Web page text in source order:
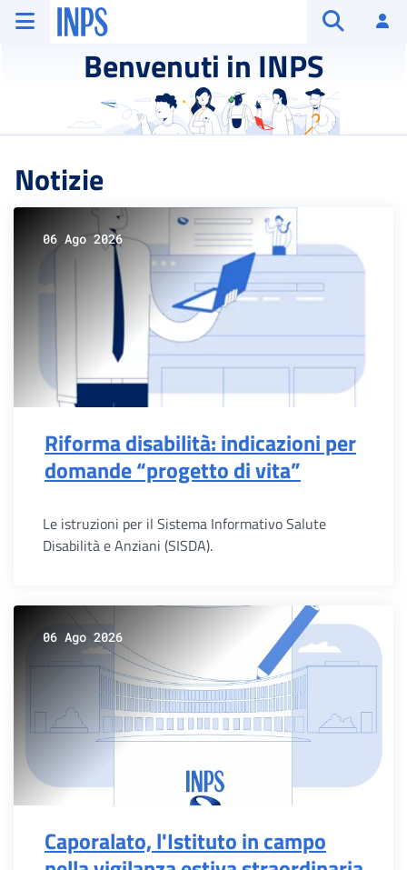
Vai al menu principale
Vai al contenuto principale
Vai al pie' di pagina
INPS ()
Benvenuti in INPS
Notizie
06 Ago 2026
Riforma disabilità: indicazioni per
domande “progetto di vita”
Le istruzioni per il Sistema Informativo Salute
Disabilità e Anziani (SISDA).
06 Ago 2026
Caporalato, l'Istituto in campo